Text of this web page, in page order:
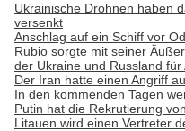
Ukrainische Drohnen haben
versenkt
Anschlag auf ein Schiff vor
Rubio sorgte mit seiner
der Ukraine und Russland für
Der Iran hatte einen Angriff
In den kommenden Tagen
Putin hat die Rekrutierung
Litauen wird einen Vertreter